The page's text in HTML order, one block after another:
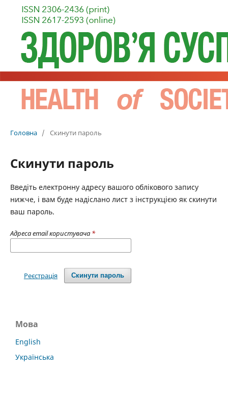
Головна / Скинути пароль
Скинути пароль
Введіть електронну адресу вашого облікового запису
нижче, і вам буде надіслано лист з інструкцією як скинути
ваш пароль.
Адреса email користувача *
Скинути пароль
Реєстрація
Мова
English
Українська